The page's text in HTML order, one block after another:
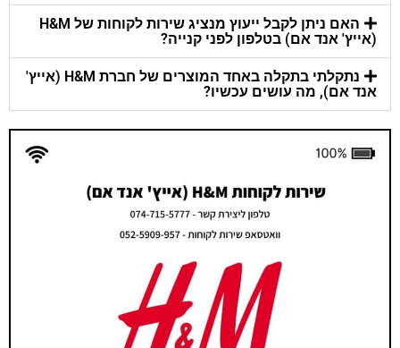
האם ניתן לקבל ייעוץ מנציג שירות לקוחות של H&M
(אייץ' אנד אם) בטלפון לפני קנייה?
נתקלתי בתקלה באחד המוצרים של חברת H&M (אייץ'
אנד אם), מה עושים עכשיו?